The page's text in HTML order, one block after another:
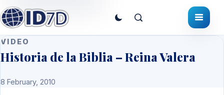
VIDEO
Historia de la Biblia – Reina Valera
8 February, 2010